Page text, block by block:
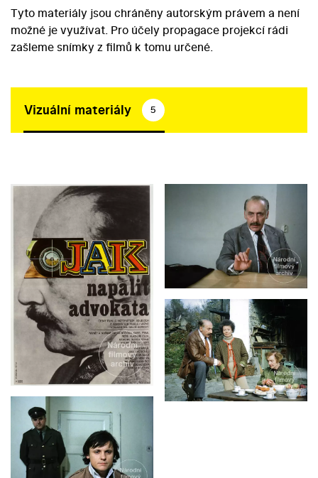
Tyto materiály jsou chráněny autorským právem a není
možné je využívat. Pro účely propagace projekcí rádi
zašleme snímky z filmů k tomu určené.
Vizuální materiály 5